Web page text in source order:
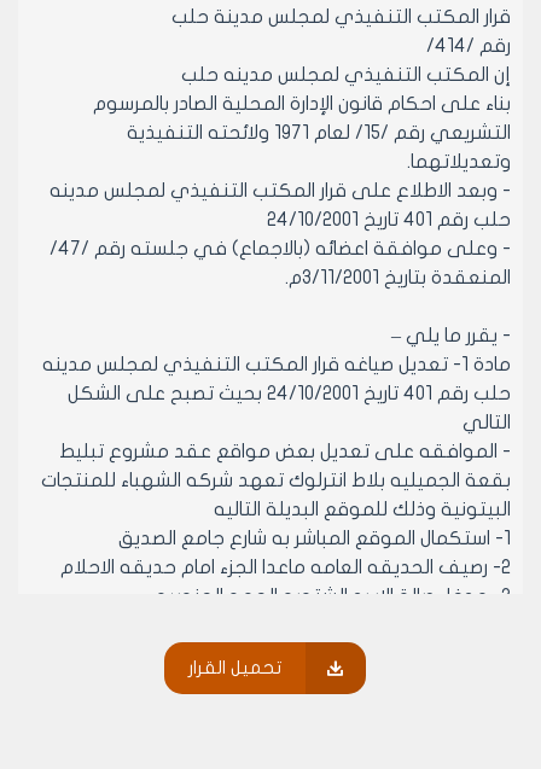
قرار المكتب التنفيذي لمجلس مدينة حلب
رقم /414/
إن المكتب التنفيذي لمجلس مدينه حلب
بناء على احكام قانون الإدارة المحلية الصادر بالمرسوم
التشريعي رقم /15/ لعام 1971 ولائحته التنفيذية
وتعديلاتهما.
- وبعد الاطلاع على قرار المكتب التنفيذي لمجلس مدينه
حلب رقم 401 تاريخ 24/10/2001
- وعلى موافقة اعضائه (بالاجماع) في جلسته رقم /47/
المنعقدة بتاريخ 3/11/2001م.
- يقرر ما يلي –
مادة 1- تعديل صياغه قرار المكتب التنفيذي لمجلس مدينه
حلب رقم 401 تاريخ 24/10/2001 بحيث تصبح على الشكل
التالي
- الموافقه على تعديل بعض مواقع عقد مشروع تبليط
بقعة الجميليه بلاط انترلوك تعهد شركه الشهباء للمنتجات
البيتونية وذلك للموقع البديلة التاليه
1- استكمال الموقع المباشر به شارع جامع الصديق
2- رصيف الحديقه العامه ماعدا الجزء امام حديقه الاحلام
3- مدخل صالة الاسد الشتويه الجهه الجنوبيه
مادة 2- ينشر هذا القرار في لوحه اعلانات مجلس المدينه
ويبلغ من يلزم لتنفيذه اصولا
تحميل القرار